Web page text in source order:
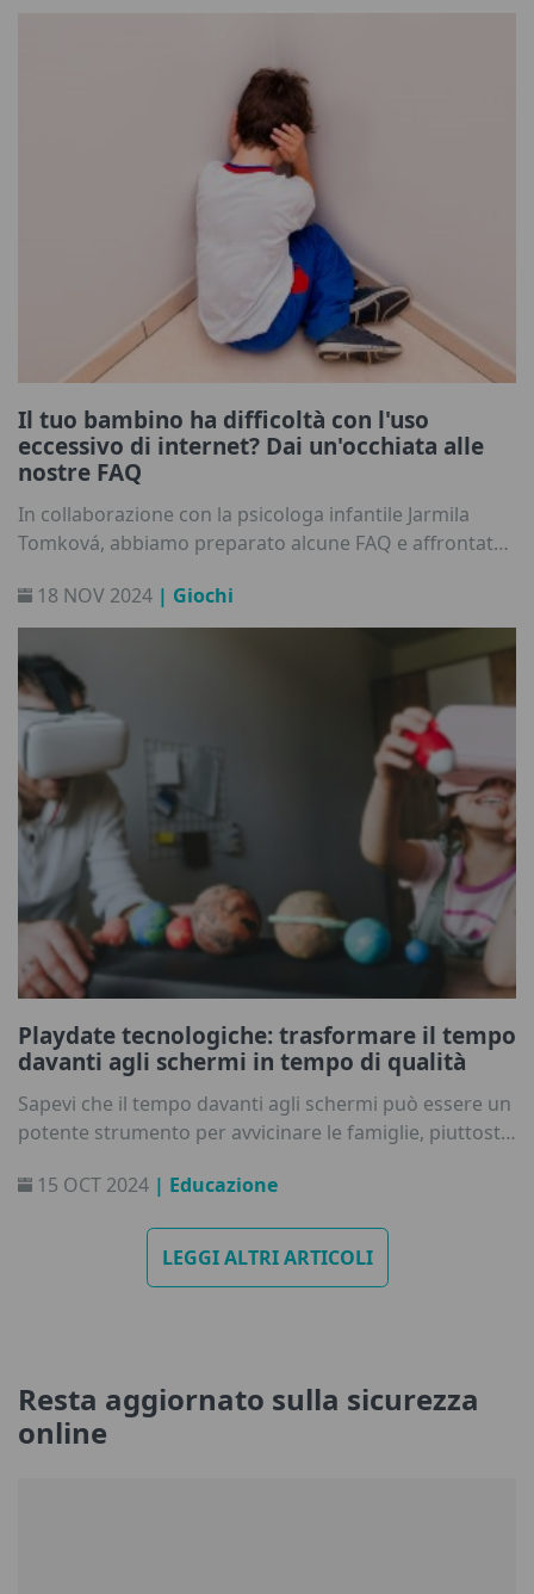
Il tuo bambino ha difficoltà con l'uso
eccessivo di internet? Dai un'occhiata alle
nostre FAQ
In collaborazione con la psicologa infantile Jarmila
Tomková, abbiamo preparato alcune FAQ e affrontato
eccessivo di internet. Scopri perché queste abitudini
potrebbero essere problematiche (e non solo per i tuoi
figli) e impara come affrontarle e migliorarle.
18 NOV 2024 | Giochi
Playdate tecnologiche: trasformare il tempo
davanti agli schermi in tempo di qualità
Sapevi che il tempo davanti agli schermi può essere un
potente strumento per avvicinare le famiglie, piuttosto
nostri figli attraverso la tecnologia, possiamo
solitarie o passive in esperienze condivise che
favoriscono l'apprendimento, la creatività e legami più
15 OCT 2024 | Educazione
LEGGI ALTRI ARTICOLI
Resta aggiornato sulla sicurezza
online